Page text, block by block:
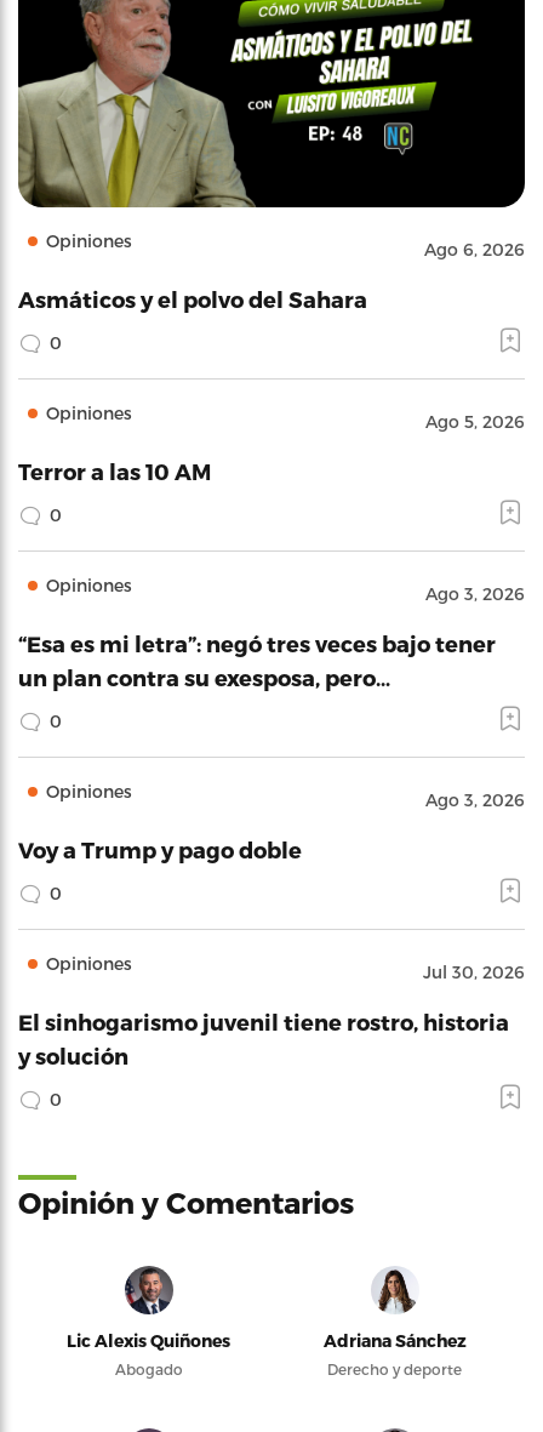
Opiniones Ago 6, 2026
Asmáticos y el polvo del Sahara
0
Opiniones Ago 5, 2026
Terror a las 10 AM
0
Opiniones Ago 3, 2026
“Esa es mi letra”: negó tres veces bajo tener
un plan contra su exesposa, pero…
0
Opiniones Ago 3, 2026
Voy a Trump y pago doble
0
Opiniones Jul 30, 2026
El sinhogarismo juvenil tiene rostro, historia
y solución
0
Opinión y Comentarios
Lic Alexis Quiñones
Abogado
Adriana Sánchez
Derecho y deporte